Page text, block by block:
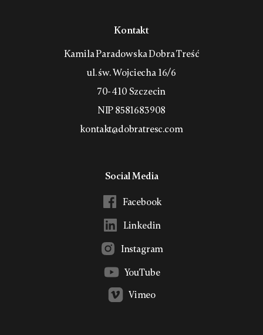
Kontakt
Kamila Paradowska Dobra Treść
ul. św. Wojciecha 16/6
70-410 Szczecin
NIP 8581683908
kontakt@dobratresc.com
Social Media
Facebook
Linkedin
Instagram
YouTube
Vimeo